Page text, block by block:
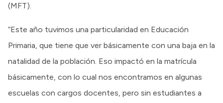
(MFT).
“Este año tuvimos una particularidad en Educación
Primaria, que tiene que ver básicamente con una baja en la
natalidad de la población. Eso impactó en la matrícula
básicamente, con lo cual nos encontramos en algunas
escuelas con cargos docentes, pero sin estudiantes a